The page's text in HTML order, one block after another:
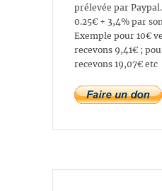
prélevée par
0.25€ + 3,4% par
Exemple pour 10€
recevons 9,41€ ;
recevons 19,07€ etc